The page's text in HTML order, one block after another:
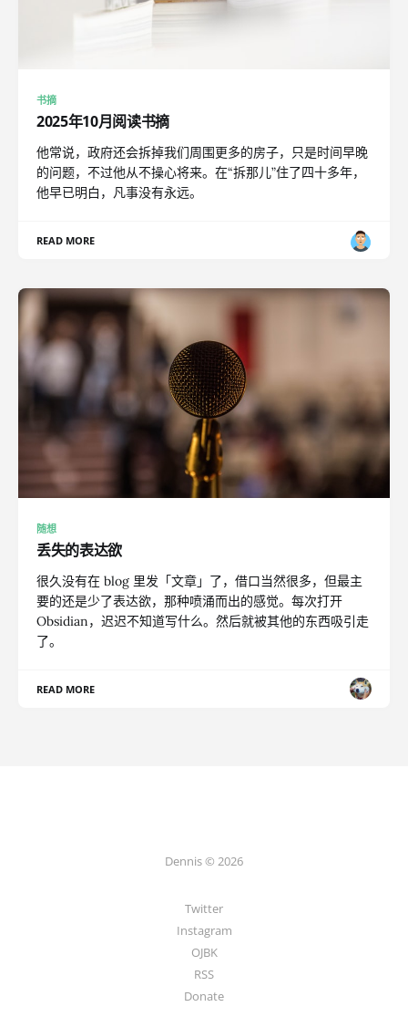
书摘
2025年10月阅读书摘
他常说，政府还会拆掉我们周围更多的房子，只是时间早晚
的问题，不过他从不操心将来。在“拆那儿”住了四十多年，
他早已明白，凡事没有永远。
READ MORE
随想
丢失的表达欲
很久没有在 blog 里发「文章」了，借口当然很多，但最主
要的还是少了表达欲，那种喷涌而出的感觉。每次打开
Obsidian，迟迟不知道写什么。然后就被其他的东西吸引走
了。
READ MORE
Dennis © 2026
Twitter
Instagram
OJBK
RSS
Donate